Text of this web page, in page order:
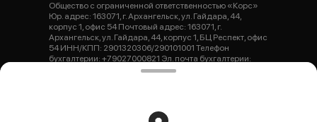
Общество с ограниченной ответственностью «Корс»
Юр. адрес: 163071, г. Архангельск, ул. Гайдара, 44,
корпус 1, офис 54 Почтовый адрес: 163071, г.
Архангельск, ул. Гайдара, 44, корпус 1, БЦ Респект, офис
54 ИНН/КПП: 2901320306/290101001 Телефон
бухгалтерии: +79027000821 Эл. почта бухгалтерии:
buh.dsverona@gmail.com ОГРНИП: 1252900000440 Р/
Николаевна dsverona@gmail.com